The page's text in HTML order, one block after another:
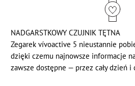
NADGARSTKOWY CZUJNIK TĘTNA
Zegarek vívoactive 5 nieustannie
dzięki czemu najnowsze informacje
zawsze dostępne — przez cały dzień i